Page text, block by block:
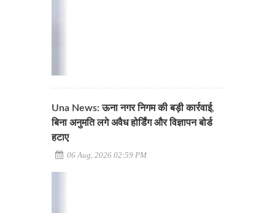
Una News: ऊना नगर निगम की बड़ी कार्रवाई,
बिना अनुमति लगे अवैध होर्डिंग और विज्ञापन बोर्ड
हटाए
06 Aug, 2026 02:59 PM